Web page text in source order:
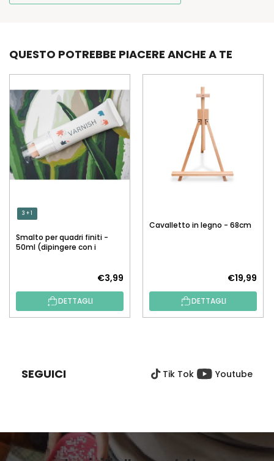
QUESTO POTREBBE PIACERE ANCHE A TE
3 + 1
Smalto per quadri finiti -
50ml (dipingere con i
€3,99
DETTAGLI
Cavalletto in legno - 68cm
€19,99
DETTAGLI
G
SEGUICI Tik Tok Youtube